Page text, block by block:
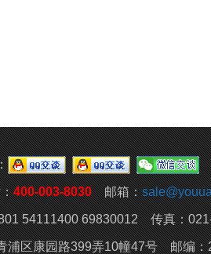
400-003-8030邮箱：
54111400 69830012 传真：
浦区康园路399弄10幢47号 邮编：